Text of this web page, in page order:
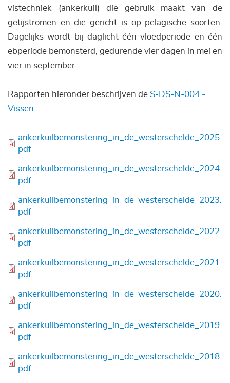
vistechniek (ankerkuil) die gebruik maakt van de
getijstromen en die gericht is op pelagische soorten.
Dagelijks wordt bij daglicht één vloedperiode en één
ebperiode bemonsterd, gedurende vier dagen in mei en
vier in september.
Rapporten hieronder beschrijven de S-DS-N-004 -
Vissen
Bestand
ankerkuilbemonstering_in_de_westerschelde_2025.
pdf
Bestand
ankerkuilbemonstering_in_de_westerschelde_2024.
pdf
Bestand
ankerkuilbemonstering_in_de_westerschelde_2023.
pdf
Bestand
ankerkuilbemonstering_in_de_westerschelde_2022.
pdf
Bestand
ankerkuilbemonstering_in_de_westerschelde_2021.
pdf
Bestand
ankerkuilbemonstering_in_de_westerschelde_2020.
pdf
Bestand
ankerkuilbemonstering_in_de_westerschelde_2019.
pdf
Bestand
ankerkuilbemonstering_in_de_westerschelde_2018.
pdf